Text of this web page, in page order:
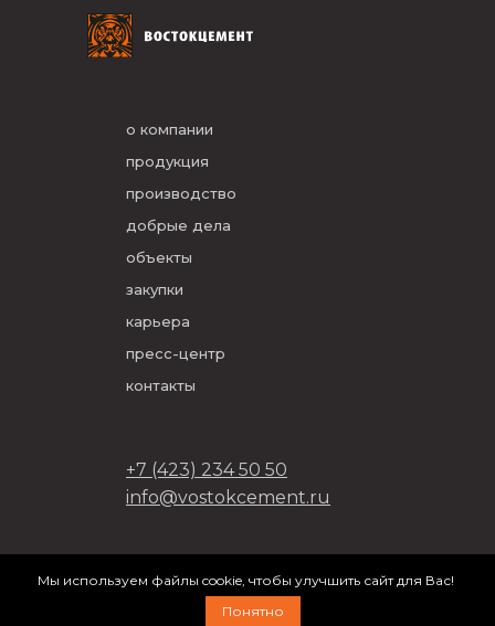
о компании
продукция
производство
добрые дела
объекты
закупки
карьера
пресс-центр
контакты
+7 (423) 234 50 50
info@vostokcement.ru
разработано вDVIGA
Мы используем файлы cookie, чтобы улучшить сайт для Вас!
Понятно